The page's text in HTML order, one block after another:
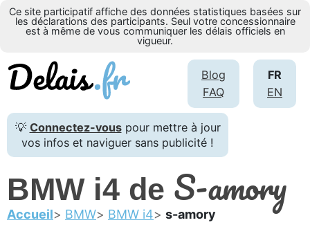
Ce site participatif affiche des données statistiques basées sur
les déclarations des participants. Seul votre concessionnaire
est à même de vous communiquer les délais officiels en
vigueur.
FR
EN
Blog
FAQ
💡 Connectez-vouspour mettre à jour
vos infos et naviguer sans publicité !
BMW i4 de S-amory
Accueil BMW BMW i4 s-amory